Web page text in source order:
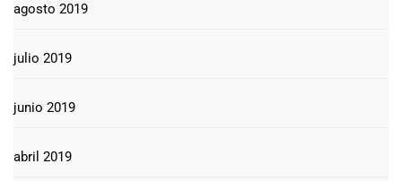
agosto 2019
julio 2019
junio 2019
abril 2019